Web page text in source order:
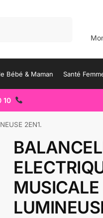
Bébé & Maman Santé
10
2EN1.
MUSICALE